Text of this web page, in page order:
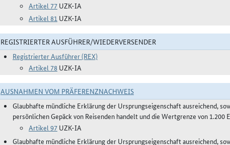
Artikel 77 UZK-IA
Artikel 81 UZK-IA
REGISTRIERTER AUSFÜHRER/WIEDERVERSENDER
Registrierter Ausführer (REX)
Artikel 78 UZK-IA
AUSNAHMEN VOM PRÄFERENZNACHWEIS
Glaubhafte mündliche Erklärung der Ursprungseigenschaft ausreichend,
persönlichen Gepäck von Reisenden handelt und die Wertgrenze von 1.200
Artikel 97 UZK-IA
Glaubhafte mündliche Erklärung der Ursprungseigenschaft ausreichend,